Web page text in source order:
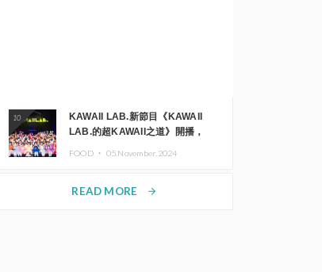
10
KAWAII LAB.新節目《KAWAII
LAB.的超KAWAII之道》開播，
FOOD ・ 05.November.2024
READ MORE arrow_forward